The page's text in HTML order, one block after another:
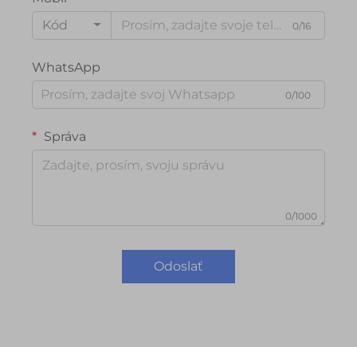
Kód
0/16
WhatsApp
0/100
Správa
0/1000
Odoslať